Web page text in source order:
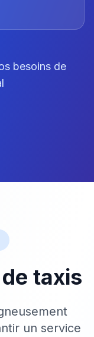
besoins de
taxis
un service